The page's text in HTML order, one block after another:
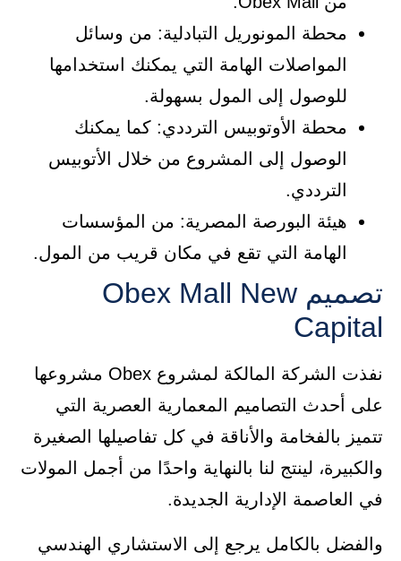
محطة المونوريل التبادلية: من وسائل
المواصلات الهامة التي يمكنك استخدامها
للوصول إلى المول بسهولة.
محطة الأوتوبيس الترددي: كما يمكنك
الوصول إلى المشروع من خلال الأتوبيس
الترددي.
هيئة البورصة المصرية: من المؤسسات
الهامة التي تقع في مكان قريب من المول.
تصميم Obex Mall New
Capital
نفذت الشركة المالكة لمشروع Obex مشروعها
على أحدث التصاميم المعمارية العصرية التي
تتميز بالفخامة والأناقة في كل تفاصيلها الصغيرة
والكبيرة، لينتج لنا بالنهاية واحدًا من أجمل المولات
في العاصمة الإدارية الجديدة.
والفضل بالكامل يرجع إلى الاستشاري الهندسي